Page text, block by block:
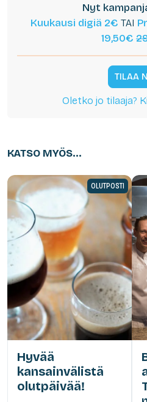
Nyt
Kuukausi digiä 2€ TAI
19,50€
TILAA
Oletko jo tilaaja?
KATSO MYÖS...
OLUTPOSTI
Hyvää
kansainvälistä
olutpäivää!